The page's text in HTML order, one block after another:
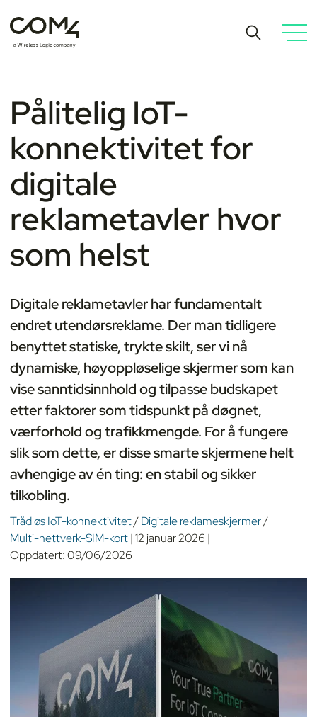
Pålitelig IoT-
konnektivitet for
digitale
reklametavler hvor
som helst
Digitale reklametavler har fundamentalt
endret utendørsreklame. Der man tidligere
benyttet statiske, trykte skilt, ser vi nå
dynamiske, høyoppløselige skjermer som kan
vise sanntidsinnhold og tilpasse budskapet
etter faktorer som tidspunkt på døgnet,
værforhold og trafikkmengde. For å fungere
slik som dette, er disse smarte skjermene helt
avhengige av én ting: en stabil og sikker
tilkobling.
Trådløs IoT-konnektivitet/Digitale reklameskjermer/
Multi-nettverk-SIM-kort|12 januar 2026 |
Oppdatert:09/06/2026